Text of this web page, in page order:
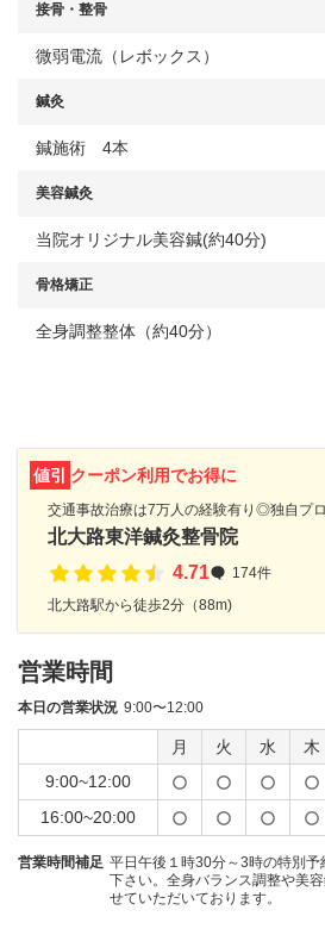
接骨・整骨
微弱電流（レボックス）
鍼灸
鍼施術 4本
美容鍼灸
当院オリジナル美容鍼(約40分)
骨格矯正
全身調整整体（約40分）
値引 クーポン利用でお得に
交通事故治療は7万人の経験有り◎独自プ
北大路東洋鍼灸整骨院
4.71
174件
北大路駅から徒歩2分（88m)
営業時間
本日の営業状況 9:00〜12:00
月 火 水 木
9:00~12:00
16:00~20:00
営業時間補足 平日午後１時30分～3時の特別
下さい。全身バランス調整や美
せていただいております。